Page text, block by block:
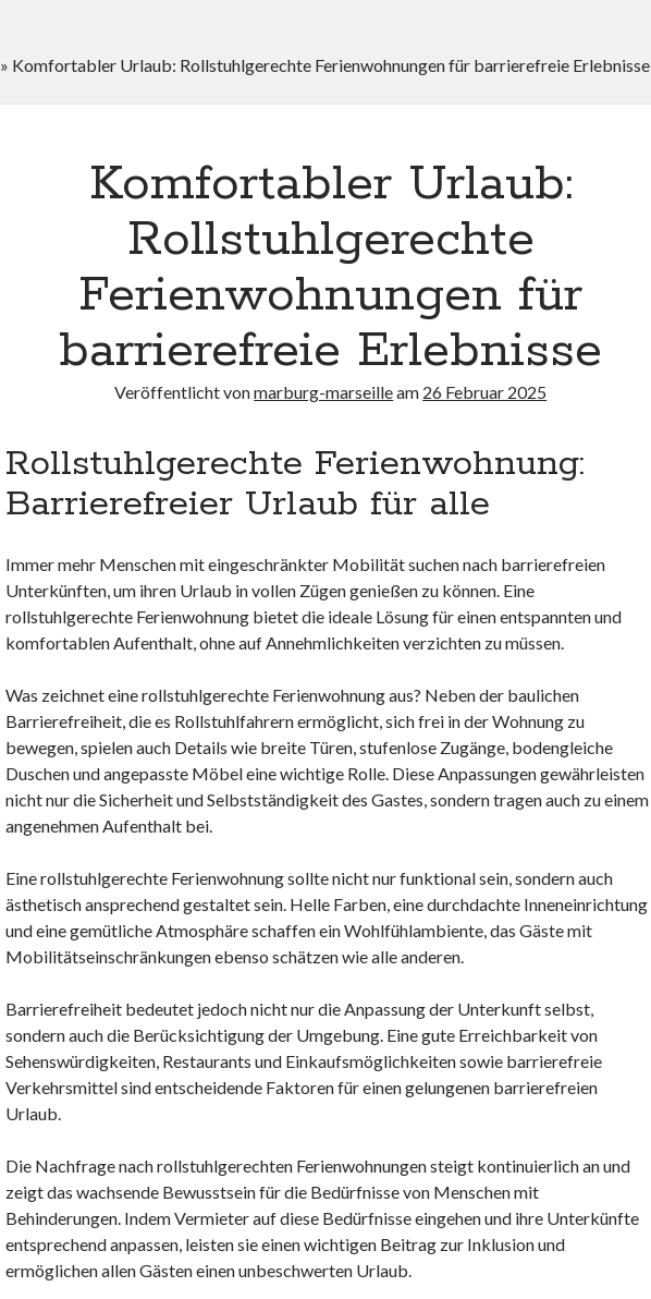
» Komfortabler Urlaub: Rollstuhlgerechte Ferienwohnungen für barrierefreie Erlebnisse
Komfortabler Urlaub:
Rollstuhlgerechte
Ferienwohnungen für
barrierefreie Erlebnisse
Veröffentlicht vonmarburg-marseilleam 26 Februar 2025
Rollstuhlgerechte Ferienwohnung:
Barrierefreier Urlaub für alle
Immer mehr Menschen mit eingeschränkter Mobilität suchen nach barrierefreien
Unterkünften, um ihren Urlaub in vollen Zügen genießen zu können. Eine
rollstuhlgerechte Ferienwohnung bietet die ideale Lösung für einen entspannten und
komfortablen Aufenthalt, ohne auf Annehmlichkeiten verzichten zu müssen.
Was zeichnet eine rollstuhlgerechte Ferienwohnung aus? Neben der baulichen
Barrierefreiheit, die es Rollstuhlfahrern ermöglicht, sich frei in der Wohnung zu
bewegen, spielen auch Details wie breite Türen, stufenlose Zugänge, bodengleiche
Duschen und angepasste Möbel eine wichtige Rolle. Diese Anpassungen gewährleisten
nicht nur die Sicherheit und Selbstständigkeit des Gastes, sondern tragen auch zu einem
angenehmen Aufenthalt bei.
Eine rollstuhlgerechte Ferienwohnung sollte nicht nur funktional sein, sondern auch
ästhetisch ansprechend gestaltet sein. Helle Farben, eine durchdachte Inneneinrichtung
und eine gemütliche Atmosphäre schaffen ein Wohlfühlambiente, das Gäste mit
Mobilitätseinschränkungen ebenso schätzen wie alle anderen.
Barrierefreiheit bedeutet jedoch nicht nur die Anpassung der Unterkunft selbst,
sondern auch die Berücksichtigung der Umgebung. Eine gute Erreichbarkeit von
Sehenswürdigkeiten, Restaurants und Einkaufsmöglichkeiten sowie barrierefreie
Verkehrsmittel sind entscheidende Faktoren für einen gelungenen barrierefreien
Urlaub.
Die Nachfrage nach rollstuhlgerechten Ferienwohnungen steigt kontinuierlich an und
zeigt das wachsende Bewusstsein für die Bedürfnisse von Menschen mit
Behinderungen. Indem Vermieter auf diese Bedürfnisse eingehen und ihre Unterkünfte
entsprechend anpassen, leisten sie einen wichtigen Beitrag zur Inklusion und
ermöglichen allen Gästen einen unbeschwerten Urlaub.